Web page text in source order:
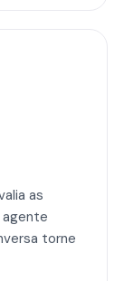
as
torne